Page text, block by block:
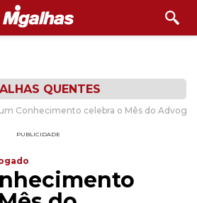
QUENTES
Conhecimento celebra o Mês do
PUBLICIDADE